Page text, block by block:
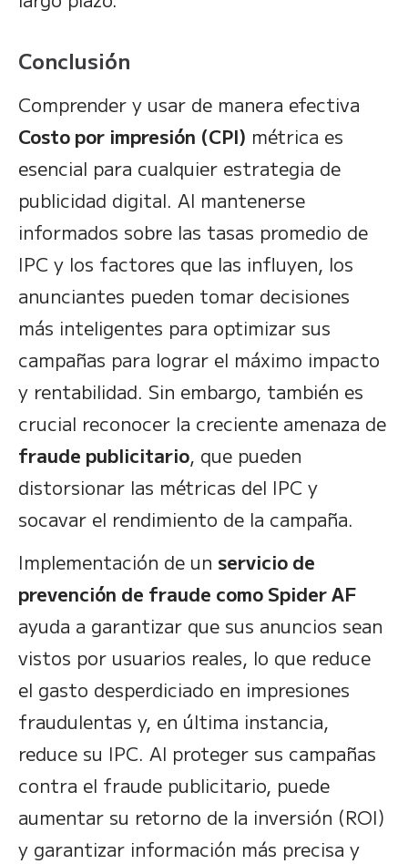
Conclusión
Comprender y usar de manera efectiva
Costo por impresión (CPI) métrica es
esencial para cualquier estrategia de
publicidad digital. Al mantenerse
informados sobre las tasas promedio de
IPC y los factores que las influyen, los
anunciantes pueden tomar decisiones
más inteligentes para optimizar sus
campañas para lograr el máximo impacto
y rentabilidad. Sin embargo, también es
crucial reconocer la creciente amenaza de
fraude publicitario, que pueden
distorsionar las métricas del IPC y
socavar el rendimiento de la campaña.
Implementación de un servicio de
prevención de fraude como Spider AF
ayuda a garantizar que sus anuncios sean
vistos por usuarios reales, lo que reduce
el gasto desperdiciado en impresiones
fraudulentas y, en última instancia,
reduce su IPC. Al proteger sus campañas
contra el fraude publicitario, puede
aumentar su retorno de la inversión (ROI)
y garantizar información más precisa y